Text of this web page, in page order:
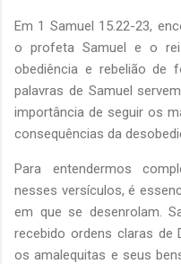
Em 1 Samuel 15.22-23,
o profeta Samuel e o
obediência e rebelião de
palavras de Samuel
importância de seguir os
consequências da
Para entendermos
nesses versículos, é
em que se desenrolam.
recebido ordens claras de
os amalequitas e seus